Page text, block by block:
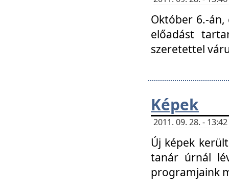
Október 6.-
előadást
szeretettel
Képek
2011. 09. 28. -
Új képek
tanár úrnál
programjaink